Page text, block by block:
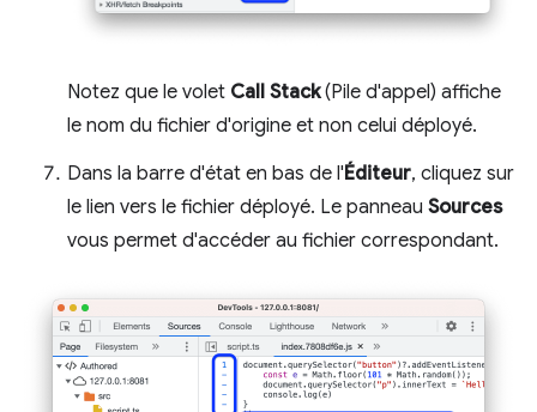
Notez que le volet Call Stack(Pile d'appel) affiche
le nom du fichier d'origine et non celui déployé.
Dans la barre d'état en bas de l'Éditeur, cliquez sur
le lien vers le fichier déployé. Le panneau Sources
vous permet d'accéder au fichier correspondant.